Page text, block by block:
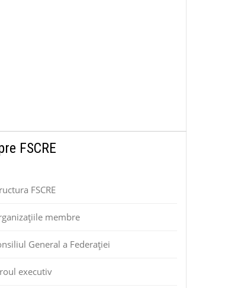
FSCRE
FSCRE
membre
General a Federației
executiv